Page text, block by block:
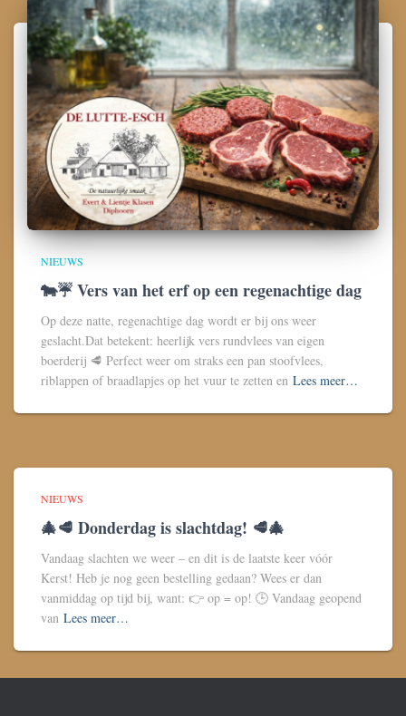
NIEUWS
🐄☔ Vers van het erf op een regenachtige dag
Op deze natte, regenachtige dag wordt er bij ons weer
geslacht.Dat betekent: heerlijk vers rundvlees van eigen
boerderij 🥩 Perfect weer om straks een pan stoofvlees,
riblappen of braadlapjes op het vuur te zetten en Lees meer…
NIEUWS
🎄🥩 Donderdag is slachtdag! 🥩🎄
Vandaag slachten we weer – en dit is de laatste keer vóór
Kerst! Heb je nog geen bestelling gedaan? Wees er dan
vanmiddag op tijd bij, want: 👉 op = op! 🕒 Vandaag geopend
van Lees meer…